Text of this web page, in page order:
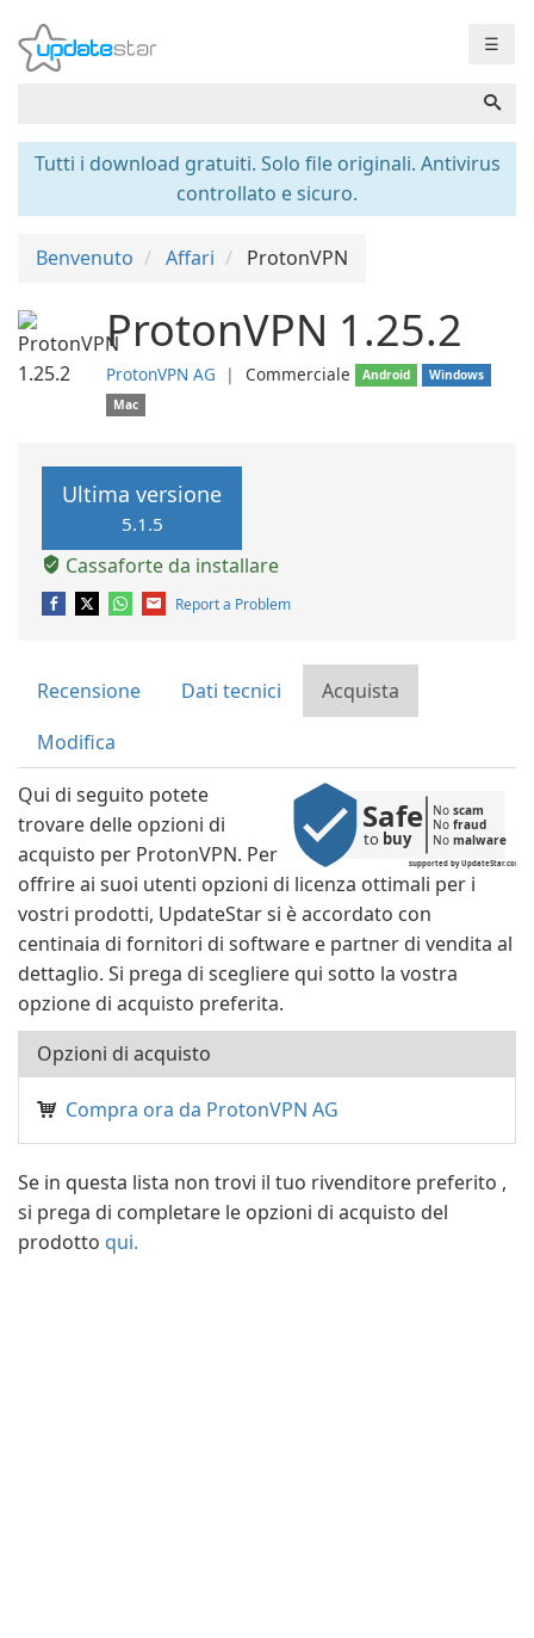
☰
Tutti i download gratuiti. Solo file originali. Antivirus
controllato e sicuro.
Benvenuto Affari ProtonVPN
ProtonVPN 1.25.2
ProtonVPN AG ❘ Commerciale Android
Windows
Mac
Ultima versione
5.1.5
Cassaforte da installare
Report a Problem
Recensione Dati tecnici
Acquista
Modifica
supported by UpdateStar.com
Safe
to buy
No scam
No fraud
No malware
Qui di seguito potete
trovare delle opzioni di
acquisto per ProtonVPN. Per
offrire ai suoi utenti opzioni di licenza ottimali per i
vostri prodotti, UpdateStar si è accordato con
centinaia di fornitori di software e partner di vendita al
dettaglio. Si prega di scegliere qui sotto la vostra
opzione di acquisto preferita.
Opzioni di acquisto
Compra ora da ProtonVPN AG
Se in questa lista non trovi il tuo rivenditore preferito ,
si prega di completare le opzioni di acquisto del
prodotto qui.